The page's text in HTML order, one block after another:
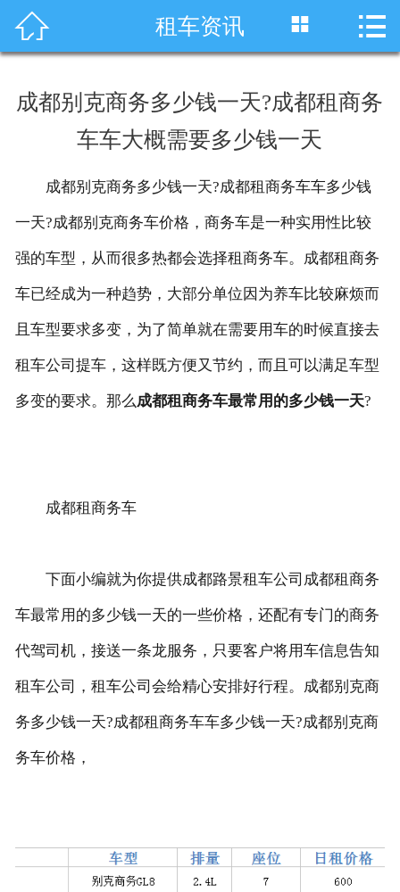
 首页
川藏线租车
租车资讯
租车价格
关于我们
 租车资讯  
成都别克商务多少钱一天?成都租商务
车车大概需要多少钱一天
成都别克商务多少钱一天?成都租商务车车多少钱
一天?成都别克商务车价格，商务车是一种实用性比较
强的车型，从而很多热都会选择租商务车。成都租商务
车已经成为一种趋势，大部分单位因为养车比较麻烦而
且车型要求多变，为了简单就在需要用车的时候直接去
租车公司提车，这样既方便又节约，而且可以满足车型
多变的要求。那么成都租商务车最常用的多少钱一天?
成都租商务车
下面小编就为你提供成都路景租车公司成都租商务
车最常用的多少钱一天的一些价格，还配有专门的商务
代驾司机，接送一条龙服务，只要客户将用车信息告知
租车公司，租车公司会给精心安排好行程。成都别克商
务多少钱一天?成都租商务车车多少钱一天?成都别克商
务车价格，